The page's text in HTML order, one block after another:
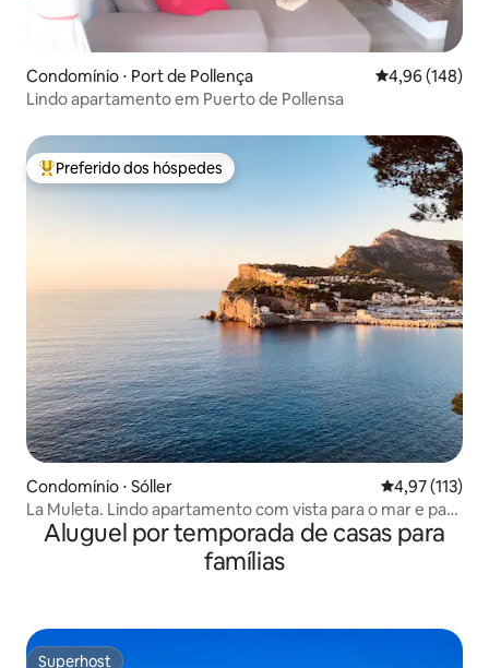
Condomínio ⋅ Port de Pollença 4,96 de uma
4,96 (148)
Lindo apartamento em Puerto de Pollensa
Entre os melhores preferidos dos hóspedes
Preferido dos hóspedes
Condomínio ⋅ Sóller 4,97 de uma
4,97 (113)
La Muleta. Lindo apartamento com vista para o mar e para
o porto
Aluguel por temporada de casas para
famílias
Superhost